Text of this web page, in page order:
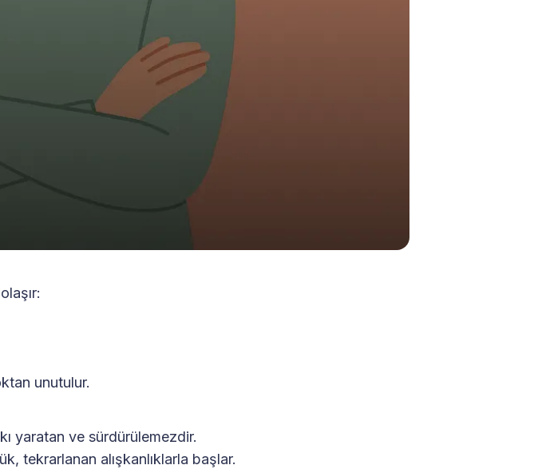
unutulur.
yaratan ve sürdürülemezdir.
tekrarlanan alışkanlıklarla başlar.